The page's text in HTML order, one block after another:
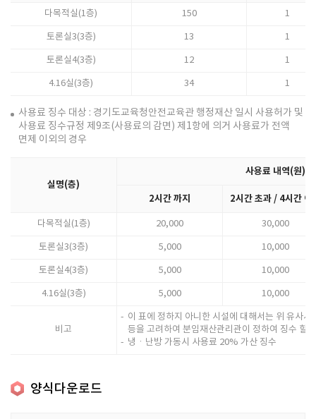
다목적실(1층) 150 1
토론실3(3층) 13 1
토론실4(3층) 12 1
4.16실(3층) 34 1
사용료 징수 대상 : 경기도교육청안전교육관 행정재산 일시 사용허가 및
사용료 징수규정 제9조(사용료의 감면) 제1항에 의거 사용료가 전액
면제 이외의 경우
실명(층)
사용료 내역(원)
2시간 까지 2시간 초과 / 4시간 이
다목적실(1층) 20,000 30,000
토론실3(3층) 5,000 10,000
토론실4(3층) 5,000 10,000
4.16실(3층) 5,000 10,000
비고
이 표에 정하지 아니한 시설에 대해서는 위 유사
등을 고려하여 분임재산관리관이 정하여 징수 할
냉ㆍ난방 가동시 사용료 20% 가산 징수
양식다운로드